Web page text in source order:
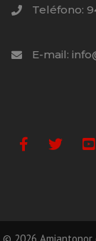
Teléfono:
E-mail:
Facebook